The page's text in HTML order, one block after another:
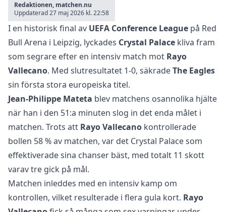
Redaktionen, matchen.nu
Uppdaterad 27 maj 2026 kl. 22:58
I en historisk final av UEFA Conference League på Red
Bull Arena i Leipzig, lyckades Crystal Palace kliva fram
som segrare efter en intensiv match mot Rayo
Vallecano. Med slutresultatet 1-0, säkradeThe Eagles
sin första stora europeiska titel.
Jean-Philippe Mateta blev matchens osannolika hjälte
när han i den 51:a minuten slog in det enda målet i
matchen. Trots att Rayo Vallecano kontrollerade
bollen 58 % av matchen, var det Crystal Palace som
effektiverade sina chanser bäst, med totalt 11 skott
varav tre gick på mål.
Matchen inleddes med en intensiv kamp om
kontrollen, vilket resulterade i flera gula kort. Rayo